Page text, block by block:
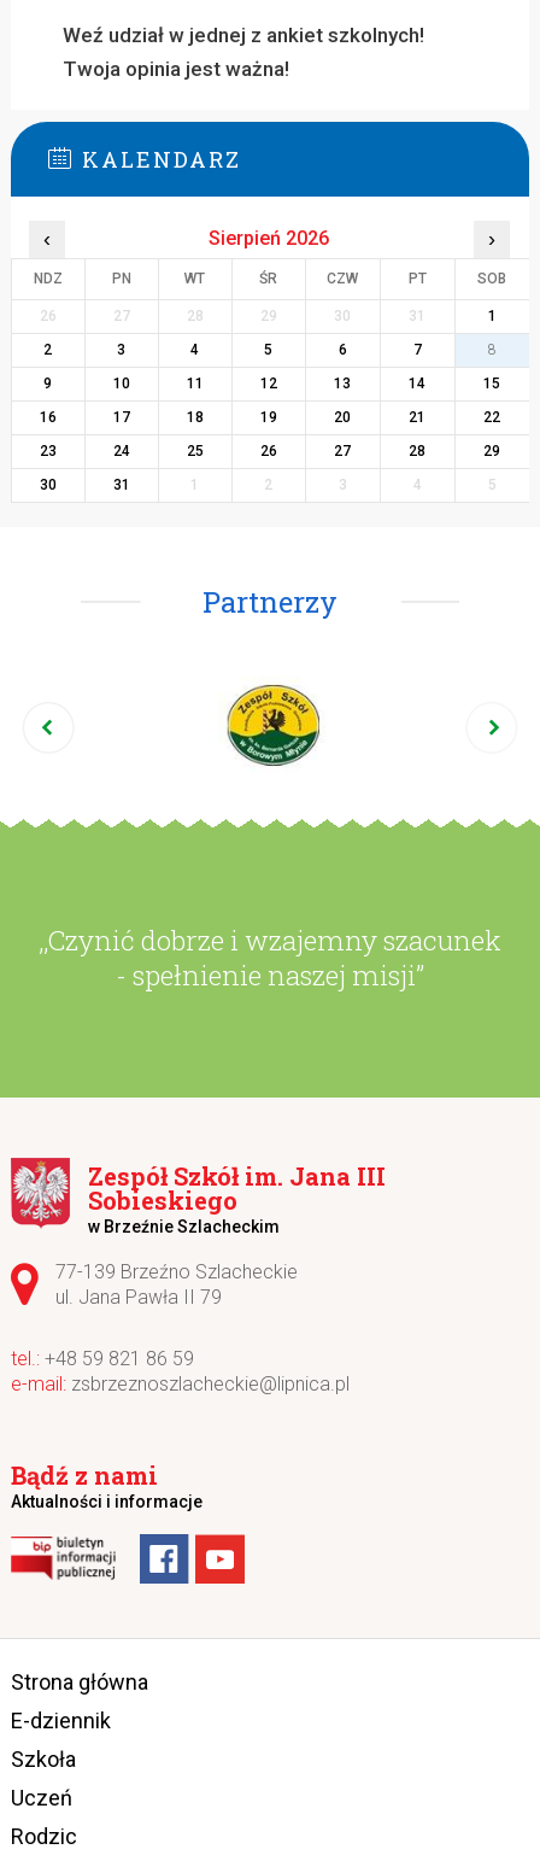
Weź udział w jednej z ankiet szkolnych!
Twoja opinia jest ważna!
KALENDARZ
‹ Sierpień 2026 ›
NDZ PN WT ŚR CZW PT SOB
26 27 28 29 30 31
1
2
3 4 5 6 7
8
9
10 11 12 13 14
15
16
17 18 19 20 21
22
23
24 25 26 27 28
29
30
31 1 2 3 4 5
Partnerzy
,,Czynić dobrze i wzajemny szacunek
- spełnienie naszej misji”
Zespół Szkół im. Jana III
Sobieskiego
w Brzeźnie Szlacheckim
Adres pocztowy:
77-139 Brzeźno Szlacheckie
ul. Jana Pawła II 79
+48 59 821 86 59
zsbrzeznoszlacheckie@lipnica.pl
Bądź z nami
Aktualności i informacje
Strona główna
E-dziennik
Szkoła
Uczeń
Rodzic